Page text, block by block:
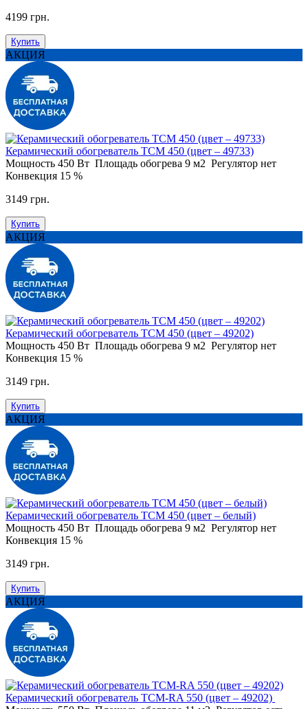
4199 грн.
Купить
АКЦИЯ
Керамический обогреватель ТСМ 450 (цвет – 49733)
Мощность 450 Вт Площадь обогрева 9 м2 Регулятор нет
Конвекция 15 %
3149 грн.
Купить
АКЦИЯ
Керамический обогреватель ТСМ 450 (цвет – 49202)
Мощность 450 Вт Площадь обогрева 9 м2 Регулятор нет
Конвекция 15 %
3149 грн.
Купить
АКЦИЯ
Керамический обогреватель ТСМ 450 (цвет – белый)
Мощность 450 Вт Площадь обогрева 9 м2 Регулятор нет
Конвекция 15 %
3149 грн.
Купить
АКЦИЯ
Керамический обогреватель ТСМ-RA 550 (цвет – 49202)